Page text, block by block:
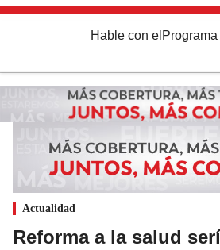
Hable con el Programa
Actualidad
Reforma a la salud